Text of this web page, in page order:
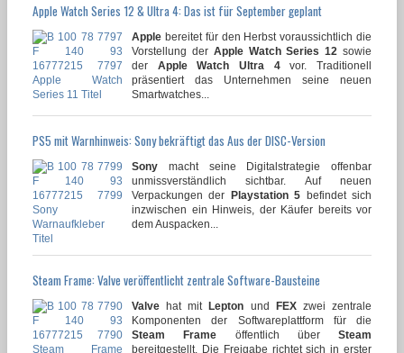
Apple Watch Series 12 & Ultra 4: Das ist für September geplant
Apple bereitet für den Herbst voraussichtlich die
Vorstellung der Apple Watch Series 12 sowie
der Apple Watch Ultra 4vor. Traditionell
präsentiert das Unternehmen seine neuen
Smartwatches...
PS5 mit Warnhinweis: Sony bekräftigt das Aus der DISC-Version
Sony macht seine Digitalstrategie offenbar
unmissverständlich sichtbar. Auf neuen
Verpackungen der Playstation 5 befindet sich
inzwischen ein Hinweis, der Käufer bereits vor
dem Auspacken...
Steam Frame: Valve veröffentlicht zentrale Software-Bausteine
Valve hat mitLepton und FEXzwei zentrale
Komponenten der Softwareplattform für die
Steam Frame öffentlich über Steam
bereitgestellt. Die Freigabe richtet sich in erster